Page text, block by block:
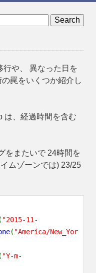
行や、 異なった日を
罠をいくつか紹介し
は、経過時間を含む
をまたいで 24時間を
ムゾーンでは) 23/25
( "2015-11-
( "America/New_Yor
( "Y-m-